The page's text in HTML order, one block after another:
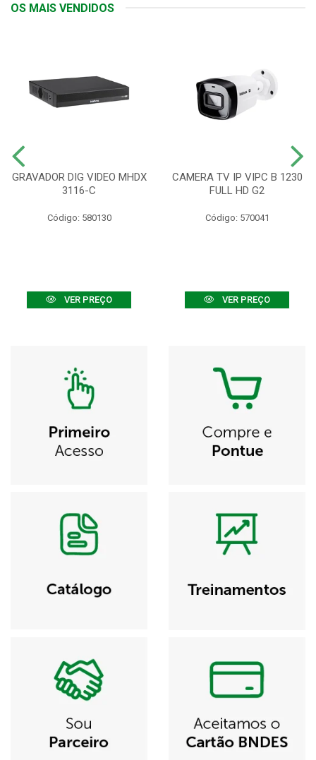
OS MAIS VENDIDOS
GRAVADOR DIG VIDEO MHDX
3116-C
Código: 580130
VER PREÇO
CAMERA TV IP VIPC B 1230
FULL HD G2
Código: 570041
VER PREÇO